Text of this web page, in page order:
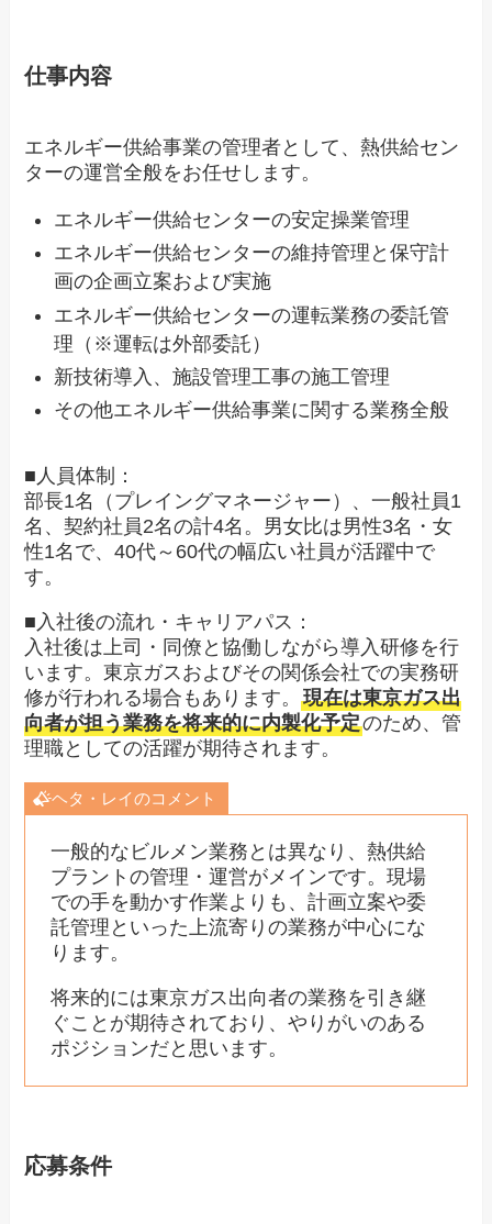
仕事内容
エネルギー供給事業の管理者として、熱供給セン
ターの運営全般をお任せします。
エネルギー供給センターの安定操業管理
エネルギー供給センターの維持管理と保守計
画の企画立案および実施
エネルギー供給センターの運転業務の委託管
理（※運転は外部委託）
新技術導入、施設管理工事の施工管理
その他エネルギー供給事業に関する業務全般
■人員体制：
部長1名（プレイングマネージャー）、一般社員1
名、契約社員2名の計4名。男女比は男性3名・女
性1名で、40代～60代の幅広い社員が活躍中で
す。
■入社後の流れ・キャリアパス：
入社後は上司・同僚と協働しながら導入研修を行
います。東京ガスおよびその関係会社での実務研
修が行われる場合もあります。現在は東京ガス出
向者が担う業務を将来的に内製化予定のため、管
理職としての活躍が期待されます。
ヘタ・レイのコメント
一般的なビルメン業務とは異なり、熱供給
プラントの管理・運営がメインです。現場
での手を動かす作業よりも、計画立案や委
託管理といった上流寄りの業務が中心にな
ります。
将来的には東京ガス出向者の業務を引き継
ぐことが期待されており、やりがいのある
ポジションだと思います。
応募条件